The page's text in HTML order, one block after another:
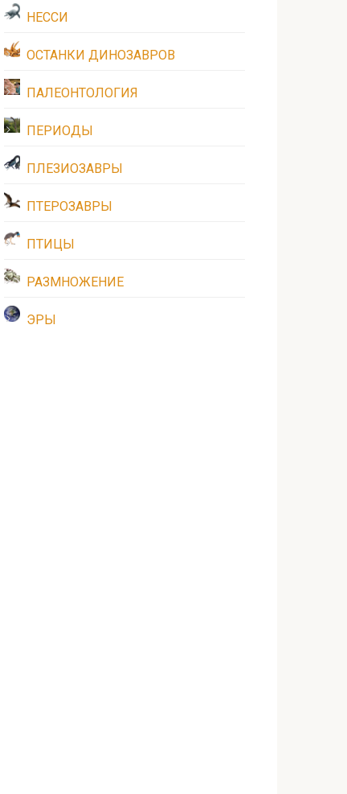
НЕССИ
ОСТАНКИ ДИНОЗАВРОВ
ПАЛЕОНТОЛОГИЯ
ПЕРИОДЫ
ПЛЕЗИОЗАВРЫ
ПТЕРОЗАВРЫ
ПТИЦЫ
РАЗМНОЖЕНИЕ
ЭРЫ